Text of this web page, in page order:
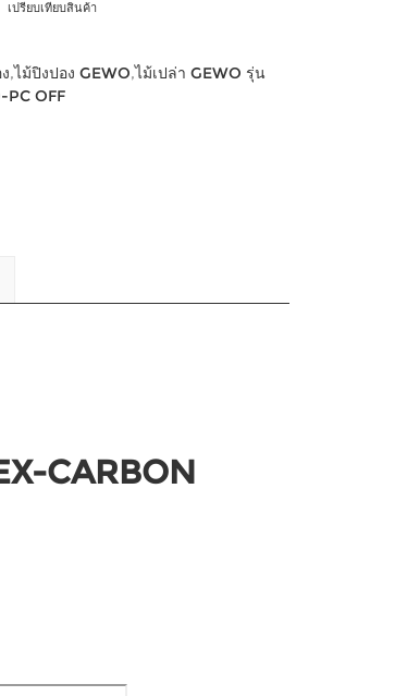
เปรียบเทียบสินค้า
,ไม้ปิงปอง GEWO,ไม้เปล่า GEWO รุ่น
PC OFF
CARBON